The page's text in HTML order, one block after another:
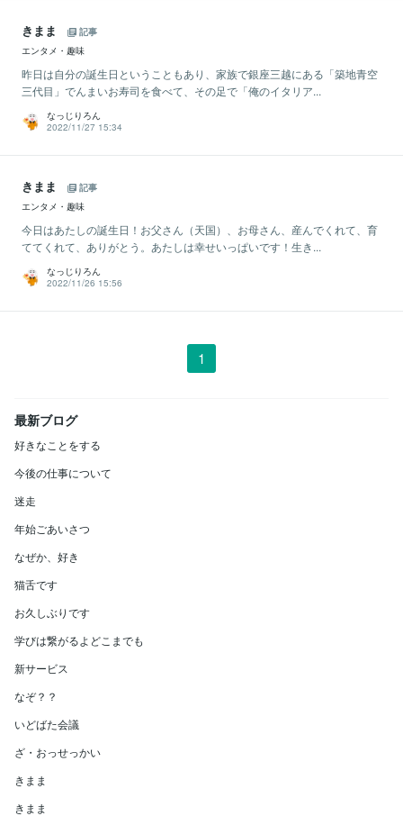
きまま
記事
エンタメ・趣味
昨日は自分の誕生日ということもあり、家族で銀座三越にある「築地青空
三代目」でんまいお寿司を食べて、その足で「俺のイタリア...
なっじりろん
2022/11/27 15:34
きまま
記事
エンタメ・趣味
今日はあたしの誕生日！お父さん（天国）、お母さん、産んでくれて、育
ててくれて、ありがとう。あたしは幸せいっぱいです！生き...
なっじりろん
2022/11/26 15:56
1
最新ブログ
好きなことをする
今後の仕事について
迷走
年始ごあいさつ
なぜか、好き
猫舌です
お久しぶりです
学びは繋がるよどこまでも
新サービス
なぞ？？
いどばた会議
ざ・おっせっかい
きまま
きまま